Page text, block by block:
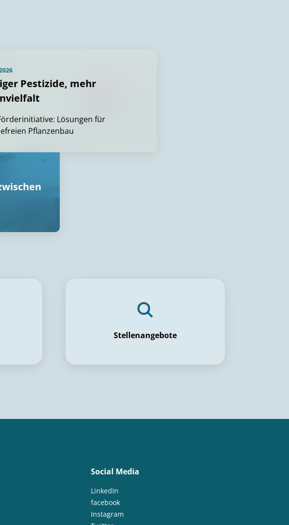
Pestizide, mehr
Lösungen für
Pflanzenbau
Stellenangebote
Social Media
LinkedIn
facebook
Instagram